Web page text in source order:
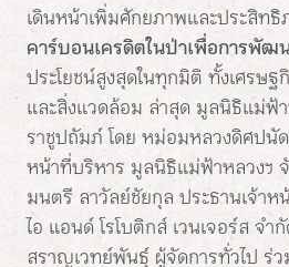
เดินหน้าเพิ่มศักยภาพและประสิท
คาร์บอนเครดิตในป่าเพื่อการพัฒ
ประโยชน์สูงสุดในทุกมิติ ทั้งเศรษ
และสิ่งแวดล้อม ล่าสุด มูลนิธิแม่ฟ้
ราชูปถัมภ์ โดย หม่อมหลวงดิศปนั
หน้าที่บริหาร มูลนิธิแม่ฟ้าหลวงฯ
มนตรี ลาวัลย์ชัยกุล ประธานเจ้า
ไอ แอนด์ โรโบติกส์ เวนเจอร์ส จ
สราญเวทย์พันธุ์ ผู้จัดการทั่วไป ร่